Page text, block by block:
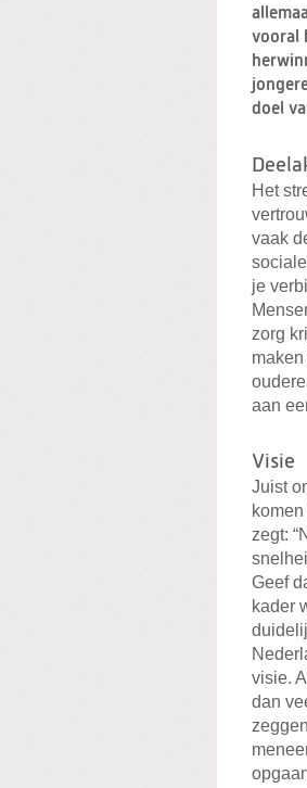
vooral
doel
Het
vaak
je
zorg
aan
Visie
Juist
zegt:
Geef
kader
visie.
dan